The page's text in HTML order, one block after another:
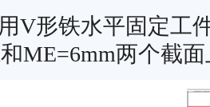
V形铁水平固定工
ME=6mm两个截